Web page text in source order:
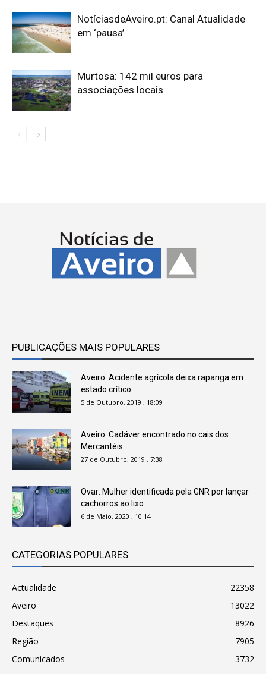
NotíciasdeAveiro.pt: Canal Atualidade
em ‘pausa’
Murtosa: 142 mil euros para
associações locais
PUBLICAÇÕES MAIS POPULARES
Aveiro: Acidente agrícola deixa rapariga em
estado crítico
5 de Outubro, 2019 , 18:09
Aveiro: Cadáver encontrado no cais dos
Mercantéis
27 de Outubro, 2019 , 7:38
Ovar: Mulher identificada pela GNR por lançar
cachorros ao lixo
6 de Maio, 2020 , 10:14
CATEGORIAS POPULARES
Actualidade
22358
Aveiro
13022
Destaques
8926
Região
7905
Comunicados
3732